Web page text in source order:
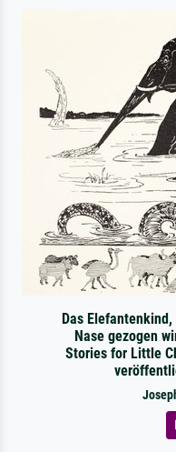
Das
Nase gezogen
Stories for Little